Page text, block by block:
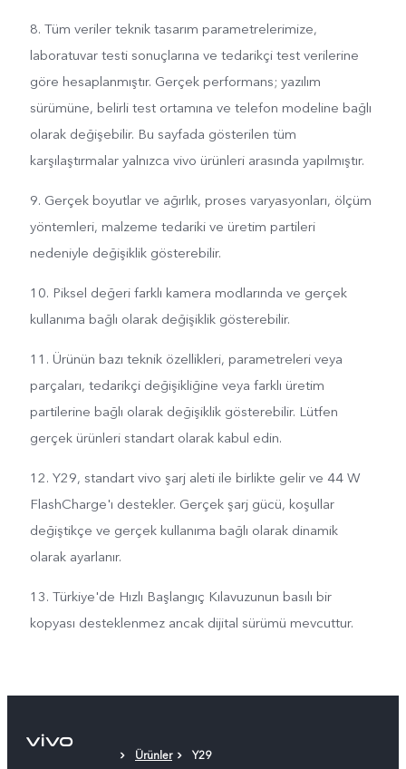
8. Tüm veriler teknik tasarım parametrelerimize,
laboratuvar testi sonuçlarına ve tedarikçi test verilerine
göre hesaplanmıştır. Gerçek performans; yazılım
sürümüne, belirli test ortamına ve telefon modeline bağlı
olarak değişebilir. Bu sayfada gösterilen tüm
karşılaştırmalar yalnızca vivo ürünleri arasında yapılmıştır.
9. Gerçek boyutlar ve ağırlık, proses varyasyonları, ölçüm
yöntemleri, malzeme tedariki ve üretim partileri
nedeniyle değişiklik gösterebilir.
10. Piksel değeri farklı kamera modlarında ve gerçek
kullanıma bağlı olarak değişiklik gösterebilir.
11. Ürünün bazı teknik özellikleri, parametreleri veya
parçaları, tedarikçi değişikliğine veya farklı üretim
partilerine bağlı olarak değişiklik gösterebilir. Lütfen
gerçek ürünleri standart olarak kabul edin.
12. Y29, standart vivo şarj aleti ile birlikte gelir ve 44 W
FlashCharge'ı destekler. Gerçek şarj gücü, koşullar
değiştikçe ve gerçek kullanıma bağlı olarak dinamik
olarak ayarlanır.
13. Türkiye'de Hızlı Başlangıç Kılavuzunun basılı bir
kopyası desteklenmez ancak dijital sürümü mevcuttur.
Ürünler Y29